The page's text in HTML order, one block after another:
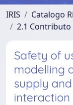
IRIS Catalogo
2.1 Contributo
Safety of
modelling
supply
interaction